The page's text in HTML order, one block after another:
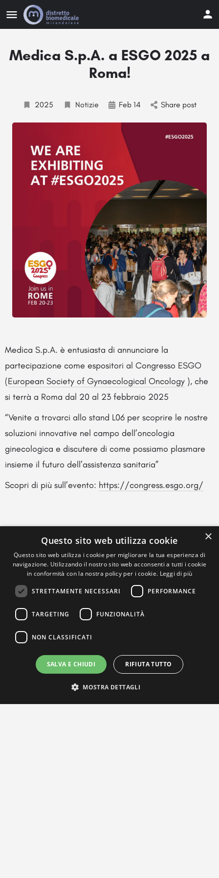
Medica S.p.A. a ESGO 2025 a
Roma!
2025 Notizie Feb 14 Share post
Medica S.p.A. è entusiasta di annunciare la
partecipazione come espositori al Congresso ESGO
(European Society of Gynaecological Oncology ), che
si terrà a Roma dal 20 al 23 febbraio 2025
“Venite a trovarci allo stand L06 per scoprire le nostre
soluzioni innovative nel campo dell’oncologia
ginecologica e discutere di come possiamo plasmare
insieme il futuro dell’assistenza sanitaria”
Scopri di più sull’evento: https://congress.esgo.org/
×
Questo sito web utilizza cookie
Questo sito web utilizza i cookie per migliorare la tua esperienza di
navigazione. Utilizzando il nostro sito web acconsenti a tutti i cookie
in conformità con la nostra policy per i cookie. Leggi di più
STRETTAMENTE NECESSARI PERFORMANCE
TARGETING FUNZIONALITÀ
NON CLASSIFICATI
SALVA E CHIUDI RIFIUTA TUTTO
MOSTRA DETTAGLI